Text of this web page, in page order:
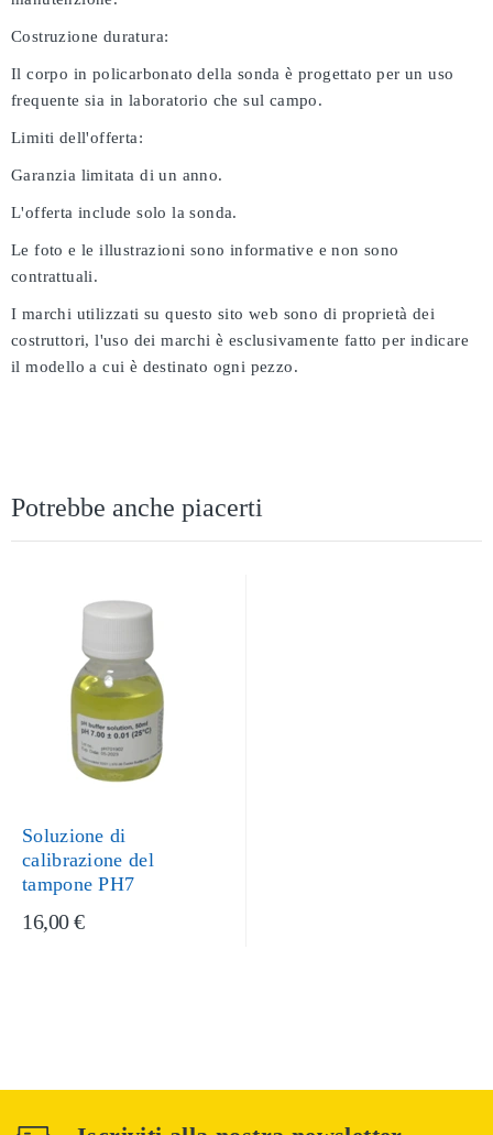
Costruzione duratura:
Il corpo in policarbonato della sonda è progettato per un uso
frequente sia in laboratorio che sul campo.
Limiti dell'offerta:
Garanzia limitata di un anno.
L'offerta include solo la sonda.
Le foto e le illustrazioni sono informative e non sono
contrattuali.
I marchi utilizzati su questo sito web sono di proprietà dei
costruttori, l'uso dei marchi è esclusivamente fatto per indicare
il modello a cui è destinato ogni pezzo.
Potrebbe anche piacerti
Soluzione di
calibrazione del
tampone PH7
16,00 €